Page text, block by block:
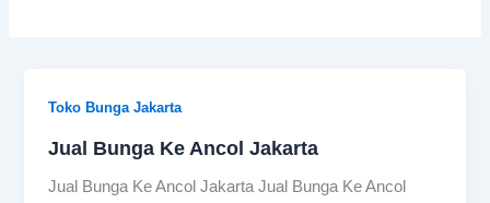
Toko Bunga Jakarta
Jual Bunga Ke Ancol Jakarta
Jual Bunga Ke Ancol Jakarta Jual Bunga Ke Ancol